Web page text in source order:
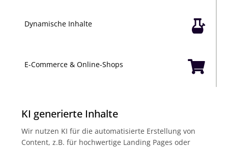

Dynamische Inhalte

E-Commerce & Online-Shops
KI generierte Inhalte
Wir nutzen KI für die automatisierte Erstellung von
Content, z.B. für hochwertige Landing Pages oder